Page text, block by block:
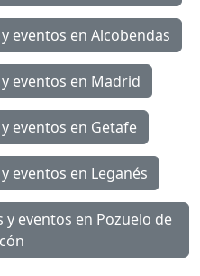
eventos en Alcobendas
eventos en Madrid
eventos en Getafe
eventos en Leganés
eventos en Pozuelo de